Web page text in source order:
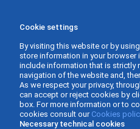
Cookie settings
By visiting this website or by
store information in your
include information that is strictly
navigation of the website and,
As we respect your privacy,
can accept or reject cookies by
box. For more information or to
cookies consult our Cookies
Necessary technical cookies